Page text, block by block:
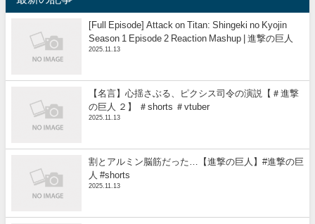
[Full Episode] Attack on Titan: Shingeki no Kyojin
Season 1 Episode 2 Reaction Mashup | 進撃の巨人
2025.11.13
【名言】心揺さぶる、ピクシス司令の演説【＃進撃
の巨人 ２】 ＃shorts ＃vtuber
2025.11.13
割とアルミン脳筋だった…【進撃の巨人】#進撃の巨
人 #shorts
2025.11.13